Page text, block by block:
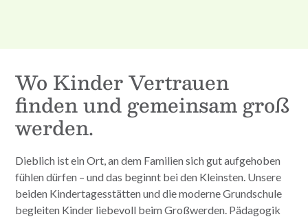
Wo Kinder Vertrauen
finden und gemeinsam groß
werden.
Dieblich ist ein Ort, an dem Familien sich gut aufgehoben
fühlen dürfen – und das beginnt bei den Kleinsten. Unsere
beiden Kindertagesstätten und die moderne Grundschule
begleiten Kinder liebevoll beim Großwerden. Pädagogik